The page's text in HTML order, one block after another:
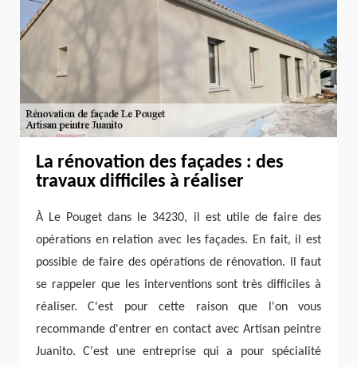
La rénovation des façades : des
travaux difficiles à réaliser
À Le Pouget dans le 34230, il est utile de faire des
opérations en relation avec les façades. En fait, il est
possible de faire des opérations de rénovation. Il faut
se rappeler que les interventions sont très difficiles à
réaliser. C'est pour cette raison que l'on vous
recommande d'entrer en contact avec Artisan peintre
Juanito. C'est une entreprise qui a pour spécialité